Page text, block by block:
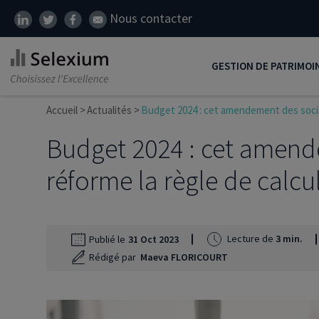
Nous contacter
GESTION DE
Développer son
Réduire ses impôts
Préparer sa retraite
Protéger ses proches
Accueil Actualités Budget 2024 : cet amendement des
Budget 2024 : cet
réforme la règle de
Publié le 31 Oct 2023 Lecture de 3 min.
Rédigé par Maeva FLORICOURT